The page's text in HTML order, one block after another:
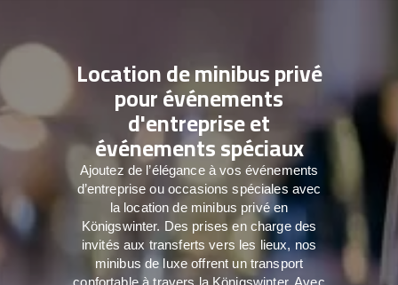
Location de minibus privé
pour événements
d'entreprise et
événements spéciaux
Ajoutez de l’élégance à vos événements
d’entreprise ou occasions spéciales avec
la location de minibus privé en
Königswinter. Des prises en charge des
invités aux transferts vers les lieux, nos
minibus de luxe offrent un transport
confortable à travers la Königswinter. Avec